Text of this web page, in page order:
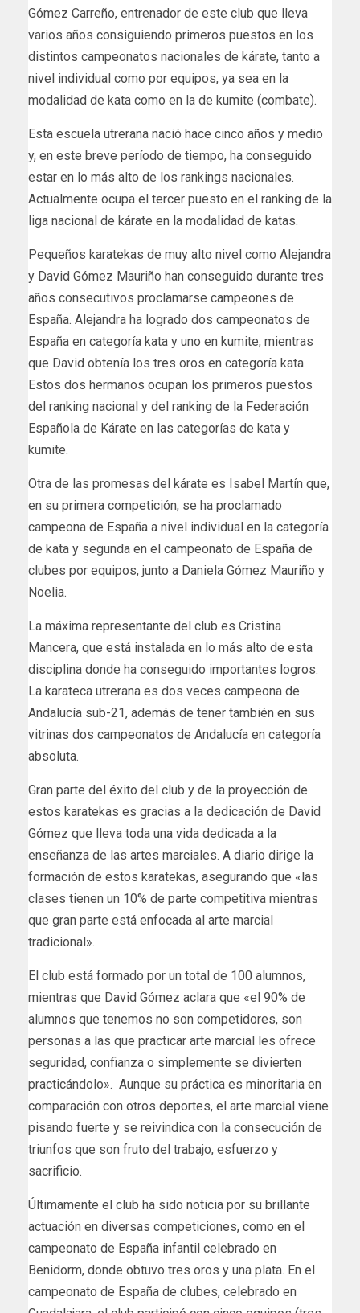
Gómez Carreño, entrenador de este club que lleva
varios años consiguiendo primeros puestos en los
distintos campeonatos nacionales de kárate, tanto a
nivel individual como por equipos, ya sea en la
modalidad de kata como en la de kumite (combate).
Esta escuela utrerana nació hace cinco años y medio
y, en este breve período de tiempo, ha conseguido
estar en lo más alto de los rankings nacionales.
Actualmente ocupa el tercer puesto en el ranking de la
liga nacional de kárate en la modalidad de katas.
Pequeños karatekas de muy alto nivel como Alejandra
y David Gómez Mauriño han conseguido durante tres
años consecutivos proclamarse campeones de
España. Alejandra ha logrado dos campeonatos de
España en categoría kata y uno en kumite, mientras
que David obtenía los tres oros en categoría kata.
Estos dos hermanos ocupan los primeros puestos
del ranking nacional y del ranking de la Federación
Española de Kárate en las categorías de kata y
kumite.
Otra de las promesas del kárate es Isabel Martín que,
en su primera competición, se ha proclamado
campeona de España a nivel individual en la categoría
de kata y segunda en el campeonato de España de
clubes por equipos, junto a Daniela Gómez Mauriño y
Noelia.
La máxima representante del club es Cristina
Mancera, que está instalada en lo más alto de esta
disciplina donde ha conseguido importantes logros.
La karateca utrerana es dos veces campeona de
Andalucía sub-21, además de tener también en sus
vitrinas dos campeonatos de Andalucía en categoría
absoluta.
Gran parte del éxito del club y de la proyección de
estos karatekas es gracias a la dedicación de David
Gómez que lleva toda una vida dedicada a la
enseñanza de las artes marciales. A diario dirige la
formación de estos karatekas, asegurando que «las
clases tienen un 10% de parte competitiva mientras
que gran parte está enfocada al arte marcial
tradicional».
El club está formado por un total de 100 alumnos,
mientras que David Gómez aclara que «el 90% de
alumnos que tenemos no son competidores, son
personas a las que practicar arte marcial les ofrece
seguridad, confianza o simplemente se divierten
practicándolo». Aunque su práctica es minoritaria en
comparación con otros deportes, el arte marcial viene
pisando fuerte y se reivindica con la consecución de
triunfos que son fruto del trabajo, esfuerzo y
sacrificio.
Últimamente el club ha sido noticia por su brillante
actuación en diversas competiciones, como en el
campeonato de España infantil celebrado en
Benidorm, donde obtuvo tres oros y una plata. En el
campeonato de España de clubes, celebrado en